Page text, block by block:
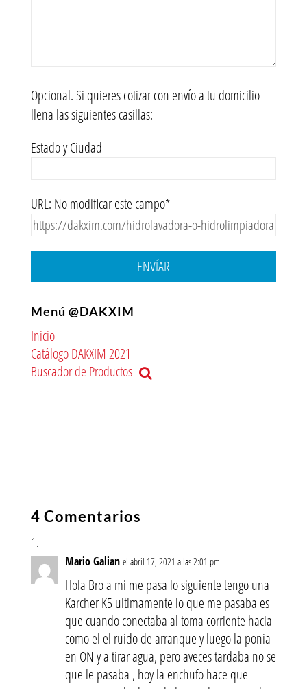
Opcional. Si quieres cotizar con envío a tu domicilio
llena las siguientes casillas:
Estado y Ciudad
URL: No modificar este campo*
ENVÍAR
Menú @DAKXIM
Inicio
Catálogo DAKXIM 2021
Buscador de Productos
4 Comentarios
Mario Galian el abril 17, 2021 a las 2:01 pm
Hola Bro a mi me pasa lo siguiente tengo una
Karcher K5 ultimamente lo que me pasaba es
que cuando conectaba al toma corriente hacia
como el el ruido de arranque y luego la ponia
en ON y a tirar agua, pero aveces tardaba no se
que le pasaba , hoy la enchufo hace que